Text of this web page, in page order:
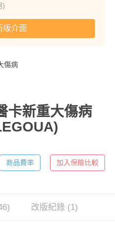
)
版介面
傷病
卡新重大傷病
商品費率 加入保險比較
改版紀錄 (1)